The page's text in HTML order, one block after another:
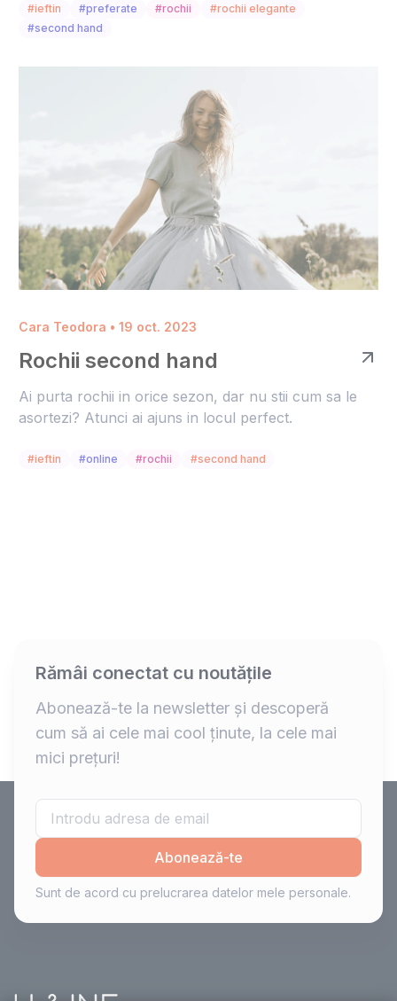
#ieftin #preferate #rochii
#rochii elegante
#second hand
Cara Teodora • 19 oct. 2023
Rochii second hand
Ai purta rochii in orice sezon, dar nu stii cum sa le
asortezi? Atunci ai ajuns in locul perfect.
#ieftin #online #rochii #second hand
Rămâi conectat cu noutățile
Abonează-te la newsletter și descoperă
cum să ai cele mai cool ținute, la cele mai
mici prețuri!
Abonează-te
Sunt de acord cu prelucrarea datelor mele personale.